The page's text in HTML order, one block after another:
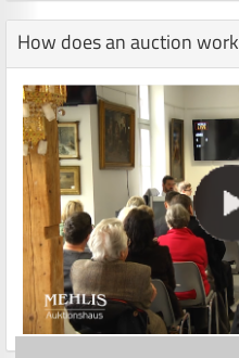
How does an auction work